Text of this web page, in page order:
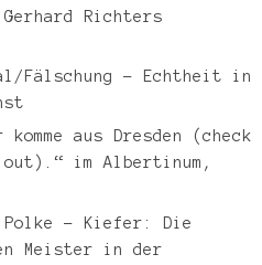
Richters
Fälschung – Echtheit in
aus Dresden (check
im Albertinum,
– Kiefer: Die
Meister in der